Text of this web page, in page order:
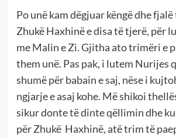
Po unë kam dëgjuar këngë dhe
Zhukë Haxhinë e disa të tjerë, për
me Malin e Zi. Gjitha ato trimëri e
them unë. Pas pak, i lutem Nurijes
shumë për babain e saj, nëse i
ngjarje e asaj kohe. Më shikoi
sikur donte të dinte qëllimin dhe
për Zhukë Haxhinë, atë trim të